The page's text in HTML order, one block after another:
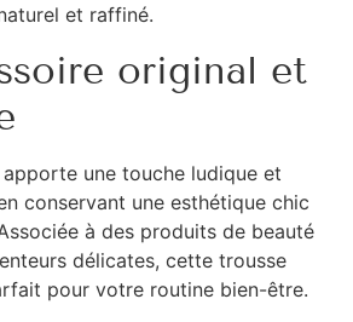
et raffiné.
original et
une touche ludique et
conservant une esthétique chic
à des produits de beauté
délicates, cette trousse
pour votre routine bien-être.